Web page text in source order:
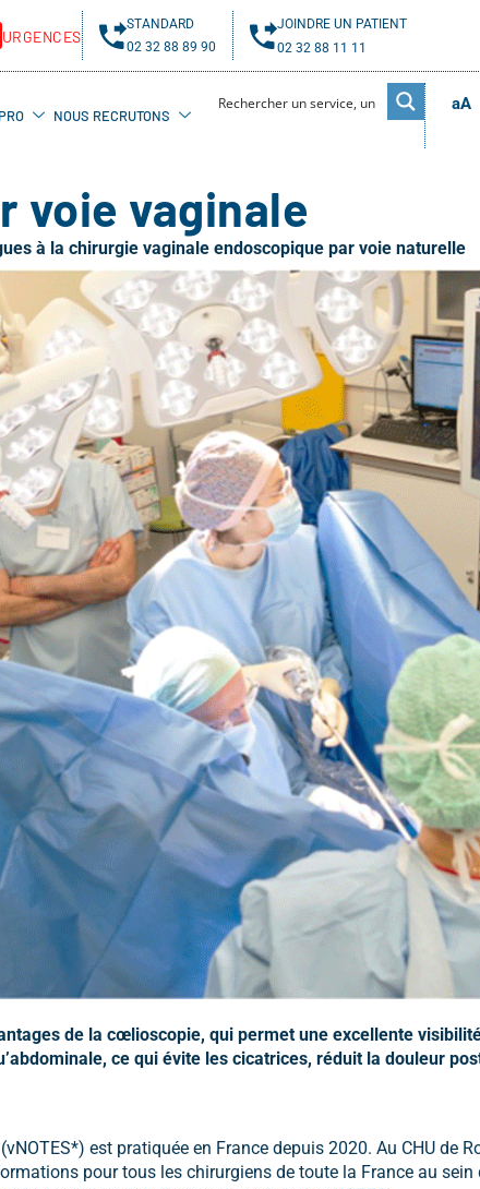
URGENCES
STANDARD
02 32 88 89 90
JOINDRE UN PATIENT
02 32 88 11 11
NOUS RECRUTONS
aA
voie vaginale
à la chirurgie vaginale endoscopique par voie naturelle
de la cœlioscopie, qui permet une excellente
ce qui évite les cicatrices, réduit la douleur
est pratiquée en France depuis 2020. Au CHU de
pour tous les chirurgiens de toute la France au